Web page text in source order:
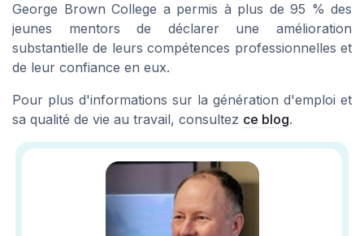
George Brown College a permis à plus de 95 % des
jeunes mentors de déclarer une amélioration
substantielle de leurs compétences professionnelles et
de leur confiance en eux.
Pour plus d'informations sur la génération d'emploi et
sa qualité de vie au travail, consultez ce blog.